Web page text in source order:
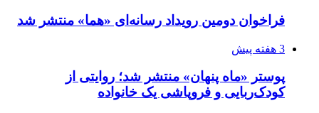
فراخوان دومین رویداد رسانه‌ای «هما» منتشر شد
3 هفته پیش
پوستر «ماه پنهان» منتشر شد؛ روایتی از
کودک‌ربایی و فروپاشی یک خانواده